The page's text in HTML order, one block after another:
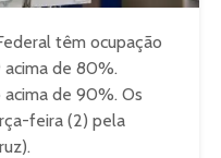
têm ocupação
de 80%.
de 90%. Os
feira (2) pela